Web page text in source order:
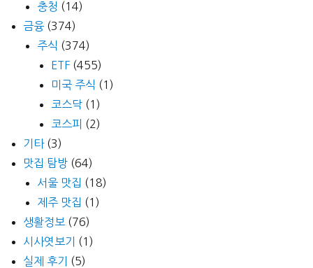
충청 (14)
금융 (374)
주식 (374)
ETF (455)
미국 주식 (1)
코스닥 (1)
코스피 (2)
기타(3)
맛집 탐방 (64)
서울 맛집 (18)
제주 맛집 (1)
생활정보 (76)
시사엿보기
(1)
실제 후기
(5)